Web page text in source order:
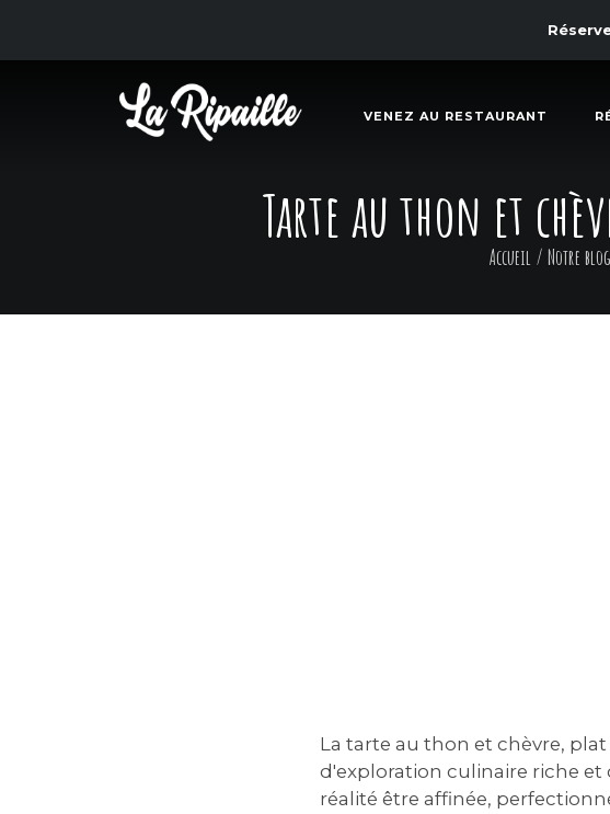
VENEZ AU RESTAURANT
Tarte au thon et
Accueil / Notre blog
La tarte au thon et chèvre‚
d'exploration culinaire riche et
réalité être affinée‚